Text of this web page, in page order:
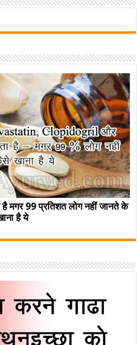
99 प्रतिशत लोग नहीं जानते के
है ये